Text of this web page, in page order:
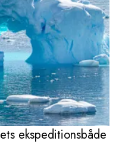
ekspeditionsbåde